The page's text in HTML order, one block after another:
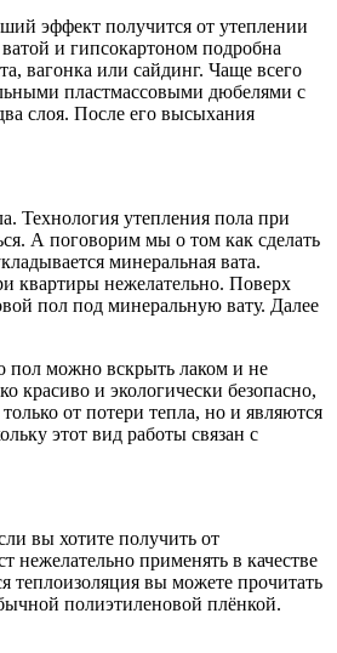
эффект получится от утеплении
и гипсокартоном подробна
вагонка или сайдинг. Чаще всего
пластмассовыми дюбелями с
слоя. После его высыхания
Технология утепления пола при
А поговорим мы о том как сделать
минеральная вата.
квартиры нежелательно. Поверх
пол под минеральную вату. Далее
пол можно вскрыть лаком и не
красиво и экологически безопасно,
от потери тепла, но и являются
этот вид работы связан с
вы хотите получить от
применять в качестве
теплоизоляция вы можете прочитать
полиэтиленовой плёнкой.